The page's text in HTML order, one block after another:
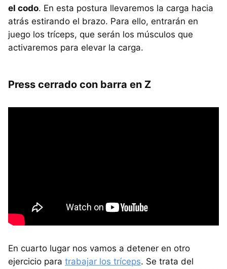
el codo. En esta postura llevaremos la carga hacia
atrás estirando el brazo. Para ello, entrarán en
juego los tríceps, que serán los músculos que
activaremos para elevar la carga.
Press cerrado con barra en Z
En cuarto lugar nos vamos a detener en otro
ejercicio para trabajar los tríceps. Se trata del